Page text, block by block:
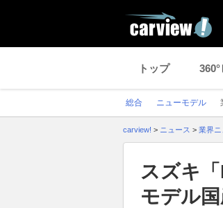
トップ
総合 ニューモデル
carview! > ニュース > 業界ニ
スズキ
モデル国